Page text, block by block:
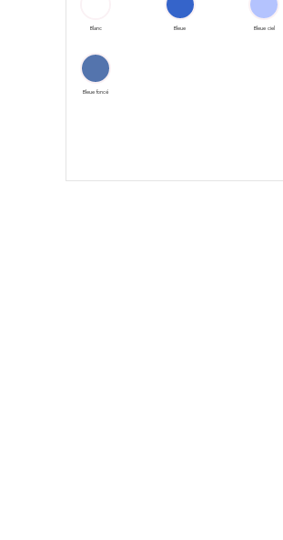
Blanc Bleue Bleue ciel
Bleue foncé